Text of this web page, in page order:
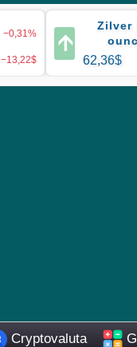
−0,31%
−13,22$
🡩
Zilver
62,36$
Cryptovaluta